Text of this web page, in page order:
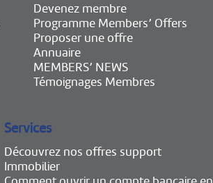
Devenez membre
Programme Members’ Offers
Proposer une offre
Annuaire
MEMBERS’ NEWS
Témoignages Membres
Services
Découvrez nos offres support
Immobilier